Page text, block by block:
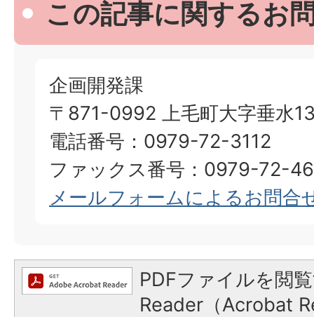
この記事に関するお
企画開発課
〒871-0992 上毛町大字垂水
電話番号：0979-72-3112
ファックス番号：0979-72-
メールフォームによるお問合
PDFファイルを閲
Reader（Acrobat